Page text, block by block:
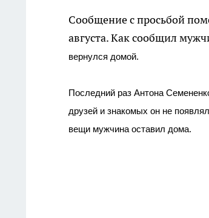
Сообщение с просьбой
августа. Как сообщил
вернулся домой.
Последний раз Антона
друзей и знакомых он не
вещи мужчина оставил дома.